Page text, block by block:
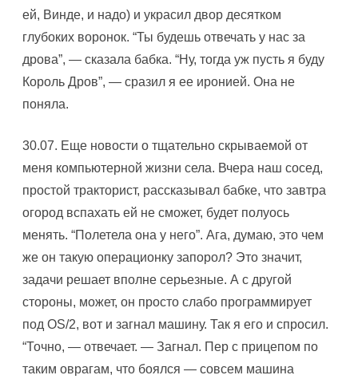
ей, Винде, и надо) и украсил двор десятком
глубоких воронок. “Ты будешь отвечать у нас за
дрова”, — сказала бабка. “Hу, тогда уж пусть я буду
Король Дров”, — сразил я ее иронией. Она не
поняла.
30.07. Еще новости о тщательно скрываемой от
меня компьютерной жизни села. Вчера наш сосед,
простой тракторист, рассказывал бабке, что завтра
огород вспахать ей не сможет, будет полуось
менять. “Полетела она у него”. Ага, думаю, это чем
же он такую операционку запорол? Это значит,
задачи решает вполне серьезные. А с другой
стороны, может, он просто слабо программирует
под OS/2, вот и загнал машину. Так я его и спросил.
“Точно, — отвечает. — Загнал. Пер с прицепом по
таким оврагам, что боялся — совсем машина